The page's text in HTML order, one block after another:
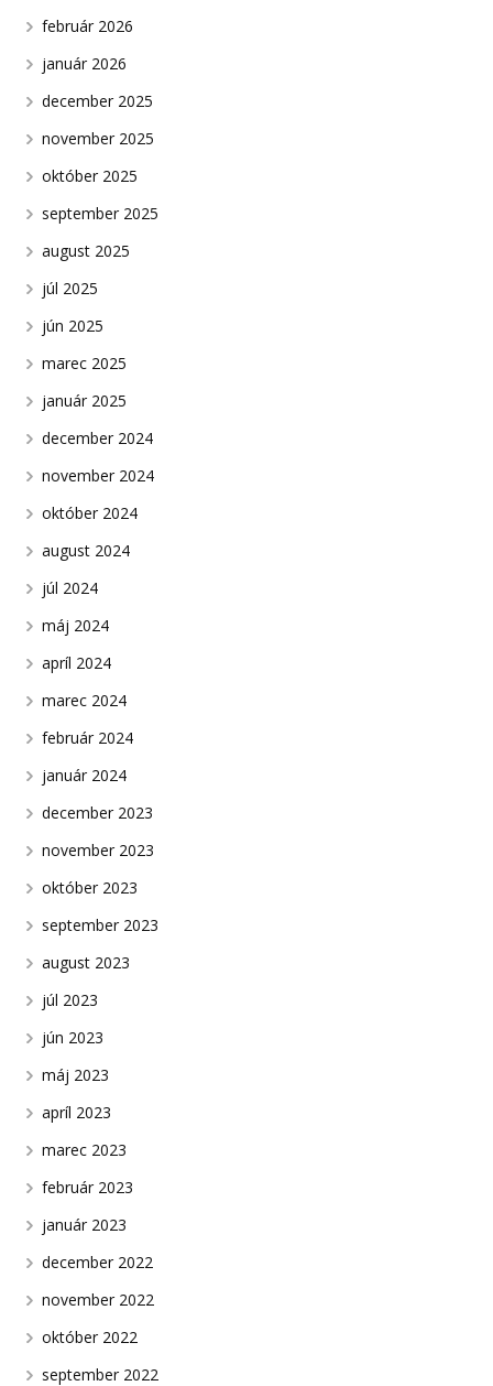
február 2026
január 2026
december 2025
november 2025
október 2025
september 2025
august 2025
júl 2025
jún 2025
marec 2025
január 2025
december 2024
november 2024
október 2024
august 2024
júl 2024
máj 2024
apríl 2024
marec 2024
február 2024
január 2024
december 2023
november 2023
október 2023
september 2023
august 2023
júl 2023
jún 2023
máj 2023
apríl 2023
marec 2023
február 2023
január 2023
december 2022
november 2022
október 2022
september 2022